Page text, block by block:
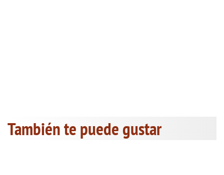
También te puede gustar